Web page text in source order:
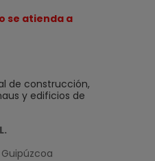
se atienda a
de construcción,
y edificios de